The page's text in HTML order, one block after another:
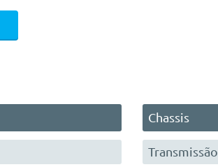
Chassis
Transmissão